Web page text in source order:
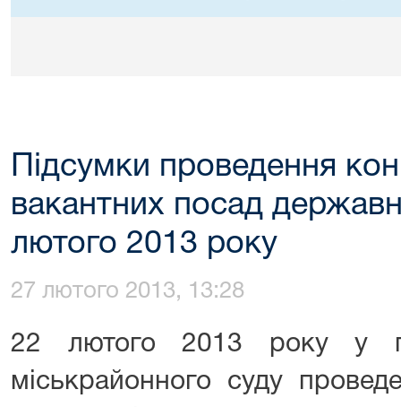
Підсумки проведення
вакантних посад
лютого 2013 року
27 лютого 2013, 13:28
22 лютого 2013 року у
міськрайонного суду